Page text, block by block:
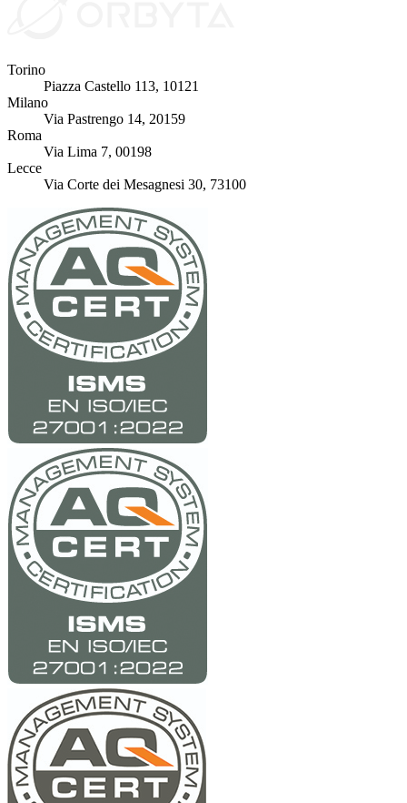
Torino
Piazza Castello 113, 10121
Milano
Via Pastrengo 14, 20159
Roma
Via Lima 7, 00198
Lecce
Via Corte dei Mesagnesi 30, 73100